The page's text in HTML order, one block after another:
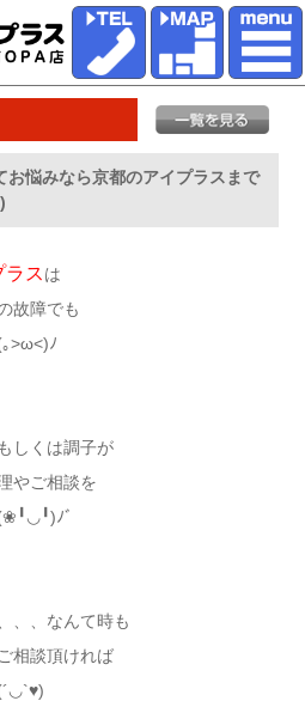
お悩みなら京都のアイプラスまで
ラスは
故障でも
>ω<)ﾉ
しくは調子が
やご相談を
ﾉﾞ
、、なんて時も
相談頂ければ